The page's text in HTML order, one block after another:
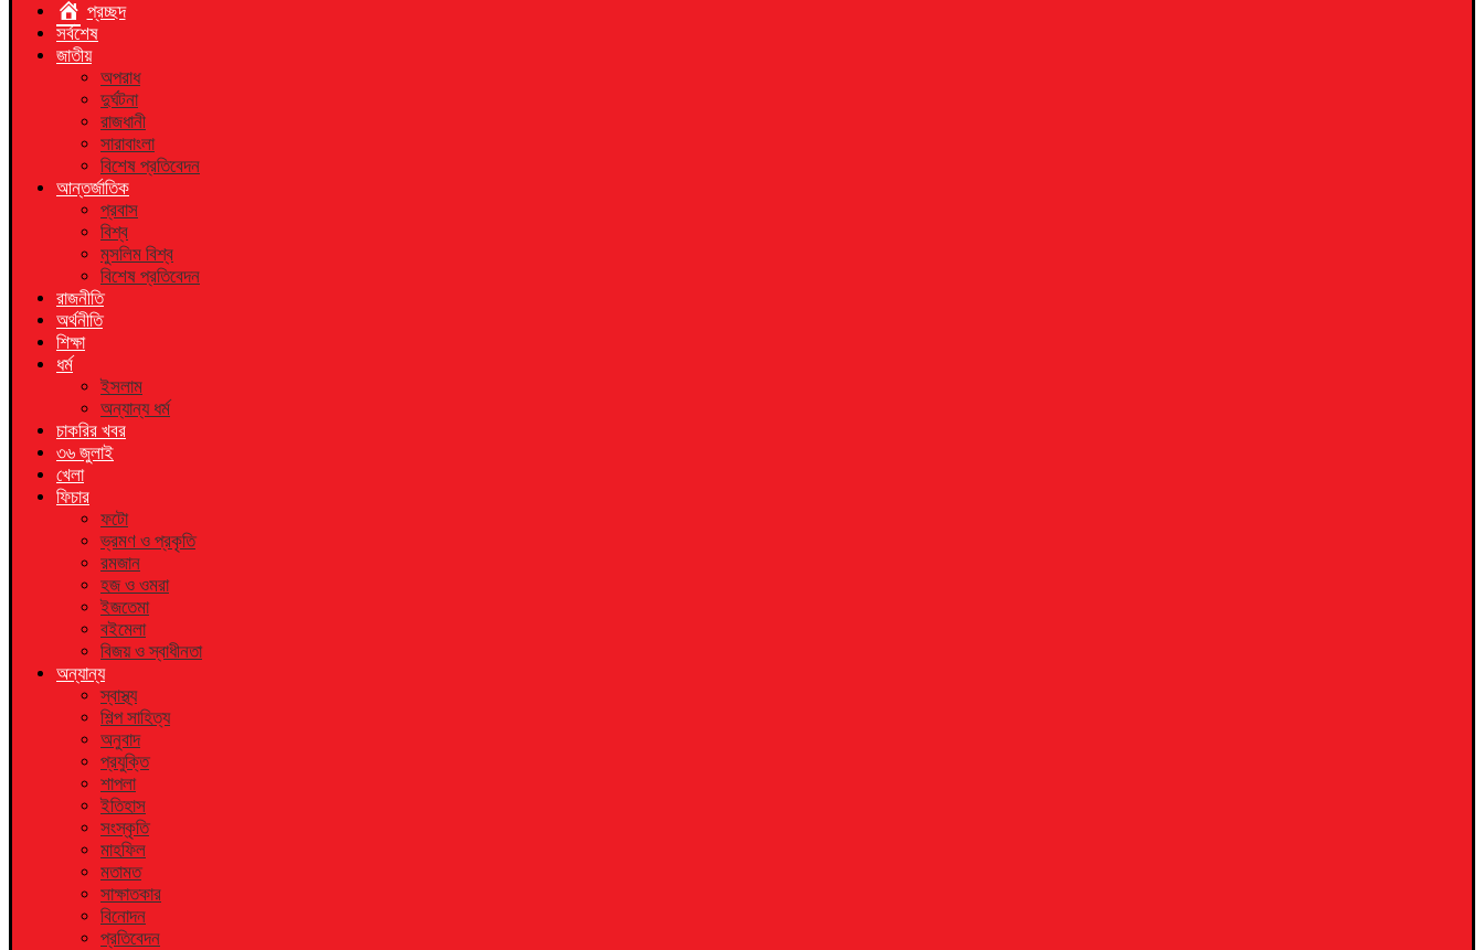
প্রচ্ছদ
সর্বশেষ
জাতীয়
অপরাধ
দুর্ঘটনা
রাজধানী
সারাবাংলা
বিশেষ প্রতিবেদন
আন্তর্জাতিক
প্রবাস
বিশ্ব
মুসলিম বিশ্ব
বিশেষ প্রতিবেদন
রাজনীতি
অর্থনীতি
শিক্ষা
ধর্ম
ইসলাম
অন্যান্য ধর্ম
চাকরির খবর
৩৬ জুলাই
খেলা
ফিচার
ফটো
ভ্রমণ ও প্রকৃতি
রমজান
হজ ও ওমরা
ইজতেমা
বইমেলা
বিজয় ও স্বাধীনতা
অন্যান্য
স্বাস্থ্য
শিল্প সাহিত্য
অনুবাদ
প্রযুক্তি
শাপলা
ইতিহাস
সংস্কৃতি
মাহফিল
মতামত
সাক্ষাতকার
বিনোদন
প্রতিবেদন